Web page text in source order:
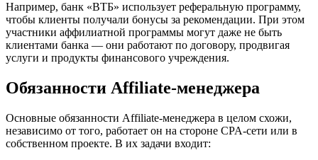
Например, банк «ВТБ» использует реферальную программу,
чтобы клиенты получали бонусы за рекомендации. При этом
участники аффилиатной программы могут даже не быть
клиентами банка — они работают по договору, продвигая
услуги и продукты финансового учреждения.
Обязанности Affiliate-менеджера
Основные обязанности Affiliate-менеджера в целом схожи,
независимо от того, работает он на стороне CPA-сети или в
собственном проекте. В их задачи входит: